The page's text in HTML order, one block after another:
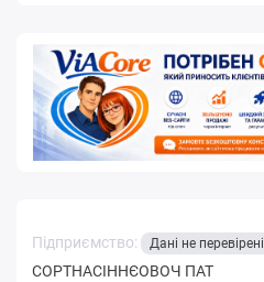
Підприємство: Дані не перевірені
СОРТНАСІННЄОВОЧ ПАТ